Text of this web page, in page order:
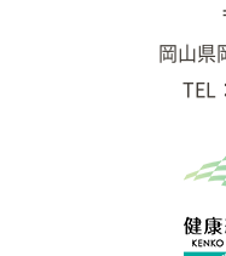
岡山県
TEL